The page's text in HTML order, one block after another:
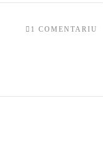
1 COMENTARIU